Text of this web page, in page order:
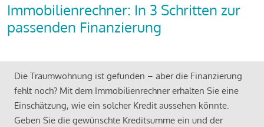
Immobilienrechner: In 3 Schritten zur
passenden Finanzierung
Die Traumwohnung ist gefunden – aber die Finanzierung
fehlt noch? Mit dem Immobilienrechner erhalten Sie eine
Einschätzung, wie ein solcher Kredit aussehen könnte.
Geben Sie die gewünschte Kreditsumme ein und der